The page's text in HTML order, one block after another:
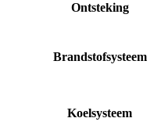
Ontsteking
Brandstofsysteem
Koelsysteem